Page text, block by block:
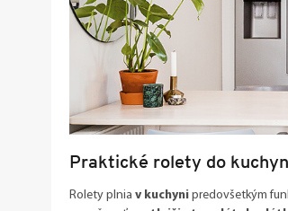
Praktické rolety do
Rolety plnia v kuchyni predovšetkým